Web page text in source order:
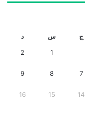
ج س د
1
2
7
8
9
14
15
16